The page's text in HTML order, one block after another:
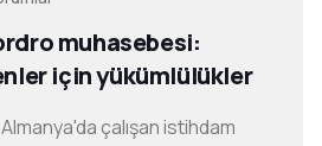
muhasebesi:
için yükümlülükler
çalışan istihdam